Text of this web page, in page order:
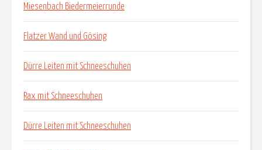
Miesenbach Biedermeierrunde
Flatzer Wand und Gösing
Dürre Leiten mit Schneeschuhen
Rax mit Schneeschuhen
Dürre Leiten mit Schneeschuhen